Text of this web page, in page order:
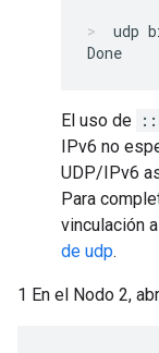
udp
El uso de ::
IPv6 no
UDP/IPv6
Para
vinculación
de udp.
1 En el Nodo 2,